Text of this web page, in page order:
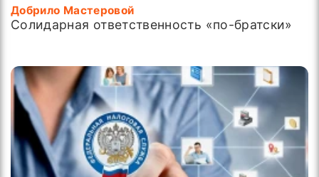
Добрило Мастеровой
Солидарная ответственность «по-братски»